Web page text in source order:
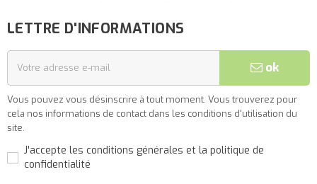
LETTRE D'INFORMATIONS
ok
Vous pouvez vous désinscrire à tout moment. Vous trouverez pour
cela nos informations de contact dans les conditions d'utilisation du
site.
J'accepte les conditions générales et la politique de
confidentialité